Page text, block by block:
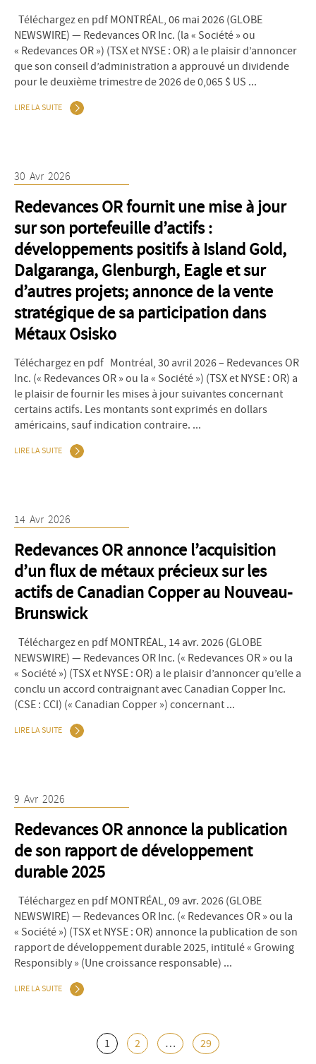
Téléchargez en pdf MONTRÉAL, 06 mai 2026 (GLOBE
NEWSWIRE) — Redevances OR Inc. (la « Société » ou
« Redevances OR ») (TSX et NYSE : OR) a le plaisir d’annoncer
que son conseil d’administration a approuvé un dividende
pour le deuxième trimestre de 2026 de 0,065 $ US ...
LIRE LA SUITE
30 Avr 2026
Redevances OR fournit une mise à jour
sur son portefeuille d’actifs :
développements positifs à Island Gold,
Dalgaranga, Glenburgh, Eagle et sur
d’autres projets; annonce de la vente
stratégique de sa participation dans
Métaux Osisko
Téléchargez en pdf Montréal, 30 avril 2026 – Redevances OR
Inc. (« Redevances OR » ou la « Société ») (TSX et NYSE : OR) a
le plaisir de fournir les mises à jour suivantes concernant
certains actifs. Les montants sont exprimés en dollars
américains, sauf indication contraire. ...
LIRE LA SUITE
14 Avr 2026
Redevances OR annonce l’acquisition
d’un flux de métaux précieux sur les
actifs de Canadian Copper au Nouveau-
Brunswick
Téléchargez en pdf MONTRÉAL, 14 avr. 2026 (GLOBE
NEWSWIRE) — Redevances OR Inc. (« Redevances OR » ou la
« Société ») (TSX et NYSE : OR) a le plaisir d’annoncer qu’elle a
conclu un accord contraignant avec Canadian Copper Inc.
(CSE : CCI) (« Canadian Copper ») concernant ...
LIRE LA SUITE
9 Avr 2026
Redevances OR annonce la publication
de son rapport de développement
durable 2025
Téléchargez en pdf MONTRÉAL, 09 avr. 2026 (GLOBE
NEWSWIRE) — Redevances OR Inc. (« Redevances OR » ou la
« Société ») (TSX et NYSE : OR) annonce la publication de son
rapport de développement durable 2025, intitulé « Growing
Responsibly » (Une croissance responsable) ...
LIRE LA SUITE
1 2 … 29